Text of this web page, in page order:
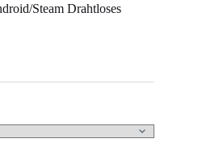
Steam Drahtloses